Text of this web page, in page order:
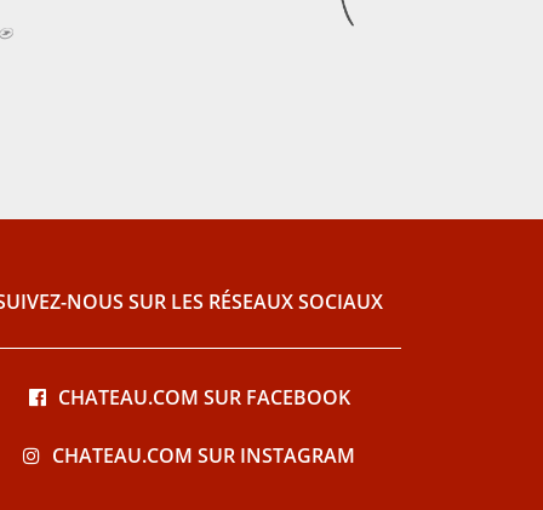
NOUS SUR LES RÉSEAUX SOCIAUX
CHATEAU.COM SUR FACEBOOK
CHATEAU.COM SUR INSTAGRAM